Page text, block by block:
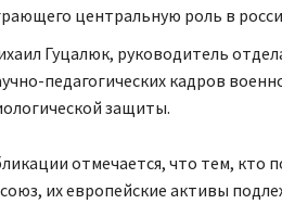
центральную роль в
Гуцалюк, руководитель
педагогических кадров
защиты.
отмечается, что тем, кто
их европейские активы